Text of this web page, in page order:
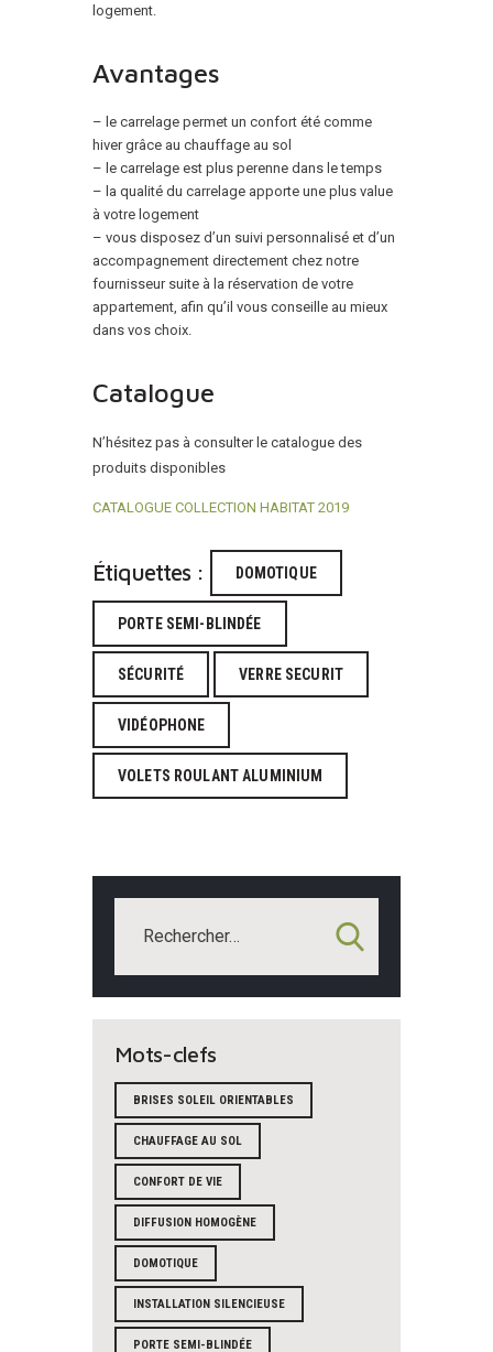
logement.
Avantages
– le carrelage permet un confort été comme
hiver grâce au chauffage au sol
– le carrelage est plus perenne dans le temps
– la qualité du carrelage apporte une plus value
à votre logement
– vous disposez d’un suivi personnalisé et d’un
accompagnement directement chez notre
fournisseur suite à la réservation de votre
appartement, afin qu’il vous conseille au mieux
dans vos choix.
Catalogue
N’hésitez pas à consulter le catalogue des
produits disponibles
CATALOGUE COLLECTION HABITAT 2019
Étiquettes : DOMOTIQUE
PORTE SEMI-BLINDÉE
SÉCURITÉ VERRE SECURIT
VIDÉOPHONE
VOLETS ROULANT ALUMINIUM
Mots-clefs
BRISES SOLEIL ORIENTABLES
CHAUFFAGE AU SOL
CONFORT DE VIE
DIFFUSION HOMOGÈNE
DOMOTIQUE
INSTALLATION SILENCIEUSE
PORTE SEMI-BLINDÉE